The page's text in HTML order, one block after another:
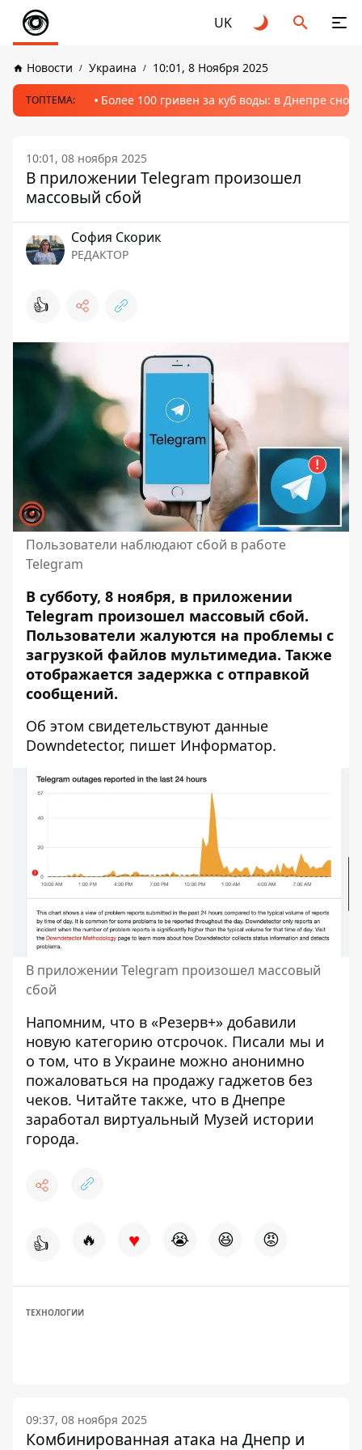
UK
Новости Украина 10:01, 8 Ноября 2025
ТОПТЕМА: Более 100 гривен за куб воды: в Днепре
10:01, 08 ноября 2025
В приложении Telegram произошел
массовый сбой
София Скорик
РЕДАКТОР
👍
Пользователи наблюдают сбой в работе
Telegram
В субботу, 8 ноября, в приложении
Telegram произошел массовый сбой.
Пользователи жалуются на проблемы с
загрузкой файлов мультимедиа. Также
отображается задержка с отправкой
сообщений.
Об этом свидетельствуют данные
Downdetector, пишет Информатор.
В приложении Telegram произошел массовый
сбой
Напомним, что в «Резерв+» добавили
новую категорию отсрочок. Писали мы и
о том, что в Украине можно анонимно
пожаловаться на продажу гаджетов без
чеков. Читайте также, что в Днепре
заработал виртуальный Музей истории
города.
👍 🔥 ♥ 😭 😆 😡
ТЕХНОЛОГИИ
09:37, 08 ноября 2025
Комбинированная атака на Днепр и